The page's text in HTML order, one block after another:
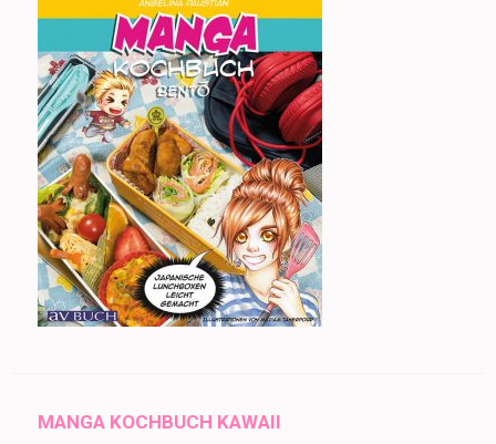
MANGA KOCHBUCH KAWAII